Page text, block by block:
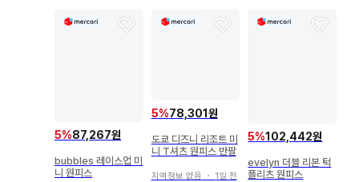
5%87,267원
bubbles 레이스업 미
니 원피스
5%78,301원
도쿄 디즈니 리조트 미
니 T셔츠 원피스 반팔
지역정보 없음 ・ 1일 전
5%102,442원
evelyn 더블 리본 턱
플리츠 원피스